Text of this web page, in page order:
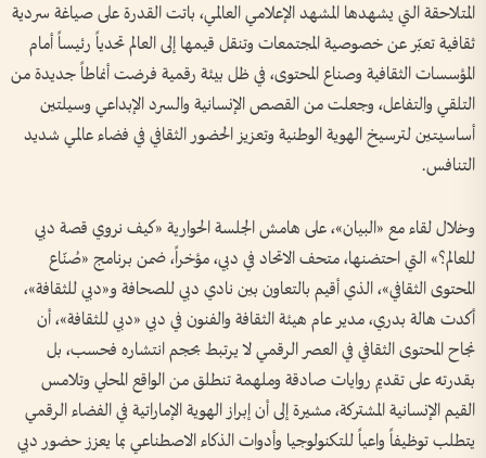
المتلاحقة التي يشهدها المشهد الإعلامي العالمي، باتت القدرة على صياغة سردية
ثقافية تعبّر عن خصوصية المجتمعات وتنقل قيمها إلى العالم تحدياً رئيساً أمام
المؤسسات الثقافية وصناع المحتوى، في ظل بيئة رقمية فرضت أنماطاً جديدة من
التلقي والتفاعل، وجعلت من القصص الإنسانية والسرد الإبداعي وسيلتين
أساسيتين لترسيخ الهوية الوطنية وتعزيز الحضور الثقافي في فضاء عالمي شديد
التنافس.
وخلال لقاء مع «البيان»، على هامش الجلسة الحوارية «كيف نروي قصة دبي
للعالم؟» التي احتضنها، متحف الاتحاد في دبي، مؤخراً، ضمن برنامج «صُنّاع
المحتوى الثقافي»، الذي أقيم بالتعاون بين نادي دبي للصحافة و«دبي للثقافة»،
أكدت هالة بدري، مدير عام هيئة الثقافة والفنون في دبي «دبي للثقافة»، أن
نجاح المحتوى الثقافي في العصر الرقمي لا يرتبط بحجم انتشاره فحسب، بل
بقدرته على تقديم روايات صادقة وملهمة تنطلق من الواقع المحلي وتلامس
القيم الإنسانية المشتركة، مشيرة إلى أن إبراز الهوية الإماراتية في الفضاء الرقمي
يتطلب توظيفاً واعياً للتكنولوجيا وأدوات الذكاء الاصطناعي بما يعزز حضور دبي